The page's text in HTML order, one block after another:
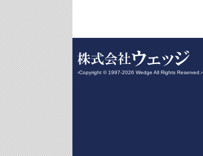
‹Copyright © 1997-2026 Wedge All Rights Reserved.›